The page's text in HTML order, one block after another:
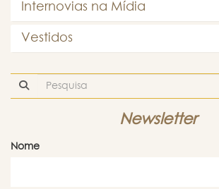
Internovias na Mídia
Vestidos
Newsletter
Nome